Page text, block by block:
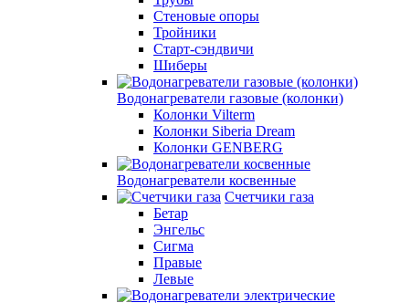
Стеновые опоры
Тройники
Старт-сэндвичи
Шиберы
Водонагреватели газовые (колонки)
Колонки Vilterm
Колонки Siberia Dream
Колонки GENBERG
Водонагреватели косвенные
Счетчики газа
Бетар
Энгельс
Сигма
Правые
Левые